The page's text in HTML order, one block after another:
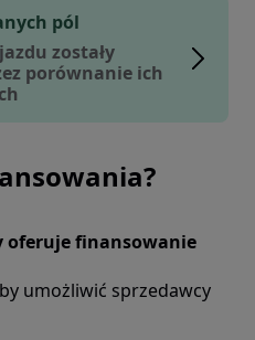
pól
zostały
porównanie ich
oferuje finansowanie
umożliwić sprzedawcy